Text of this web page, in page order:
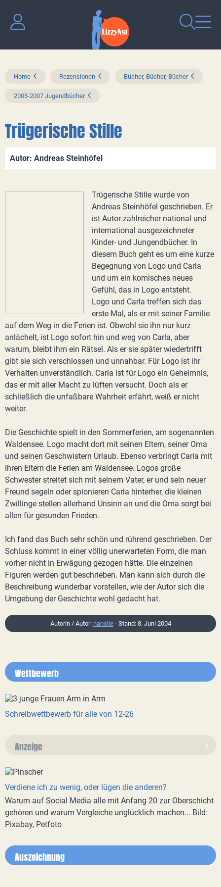
Home Rezensionen Bücher, Bücher, Bücher
2005-2007 Jugendbücher
Trügerische Stille
Autor: Andreas Steinhöfel
Trügerische Stille wurde von
Andreas Steinhöfel geschrieben. Er
ist Autor zahlreicher national und
international ausgezeichneter
Kinder- und Jungendbücher. In
diesem Buch geht es um eine kurze
Begegnung von Logo und Carla
und um ein komisches neues
Gefühl, das in Logo entsteht.
Logo und Carla treffen sich das
erste Mal, als er mit seiner Familie
auf dem Weg in die Ferien ist. Obwohl sie ihn nur kurz
anlächelt, ist Logo sofort hin und weg von Carla, aber
warum, bleibt ihm ein Rätsel. Als er sie später wiedertrifft
gibt sie sich verschlossen und unnahbar. Für Logo ist ihr
Verhalten unverständlich. Carla ist für Logo ein Geheimnis,
das er mit aller Macht zu lüften versucht. Doch als er
schließlich die unfaßbare Wahrheit erfährt, weiß er nicht
weiter.
Die Geschichte spielt in den Sommerferien, am sogenannten
Waldensee. Logo macht dort mit seinen Eltern, seiner Oma
und seinen Geschwistern Urlaub. Ebenso verbringt Carla mit
ihren Eltern die Ferien am Waldensee. Logos große
Schwester streitet sich mit seinem Vater, er und sein neuer
Freund segeln oder spionieren Carla hinterher, die kleinen
Zwillinge stellen allerhand Unsinn an und die Oma sorgt bei
allen für gesunden Frieden.
Ich fand das Buch sehr schön und rührend geschrieben. Der
Schluss kommt in einer völlig unerwarteten Form, die man
vorher nicht in Erwägung gezogen hätte. Die einzelnen
Figuren werden gut beschrieben. Man kann sich durch die
Beschreibung wunderbar vorstellen, wie der Autor sich die
Umgebung der Geschichte wohl gedacht hat.
Autorin / Autor: nanolie- Stand: 8. Juni 2004
Wettbewerb
Schreibwettbewerb für alle von 12-26
Anzeige
Verdiene ich zu wenig, oder lügen die anderen?
Warum auf Social Media alle mit Anfang 20 zur Oberschicht
gehören und warum Vergleiche unglücklich machen... Bild:
Pixabay, Petfoto
Auszeichnung